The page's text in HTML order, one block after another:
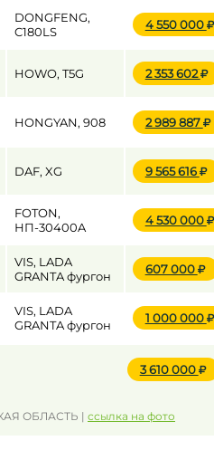
DONGFENG,
C180LS
4 550 000
HOWO, T5G 2 353 602
HONGYAN, 908 2 989 887
DAF, XG 9 565 616
FOTON,
НП-30400A
4 530 000
VIS, LADA
GRANTA фургон
607 000
VIS, LADA
GRANTA фургон
1 000 000
3 610 000
ОБЛАСТЬ | ссылка на фото